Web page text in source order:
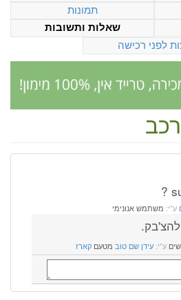
תמונות
שאלות ותשובות
לפני רכישה
ע"י: משתמש אנונימי
ע"י: עידן שם טוב מטעם קארז